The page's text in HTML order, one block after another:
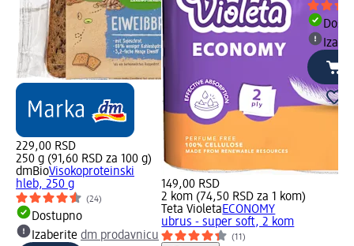
229,00 RSD
250 g (91,60 RSD za 100 g)
dmBioVisokoproteinski
hleb, 250 g
(24)
Dostupno
Izaberite dm prodavnicu
149,00 RSD
2 kom (74,50 RSD za 1 kom)
Teta VioletaECONOMY
ubrus - super soft, 2 kom
(11)